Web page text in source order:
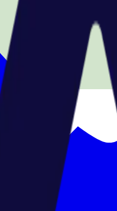
کار از کنترل خارج شده
مشاوره صرفاً یک راه‌حل